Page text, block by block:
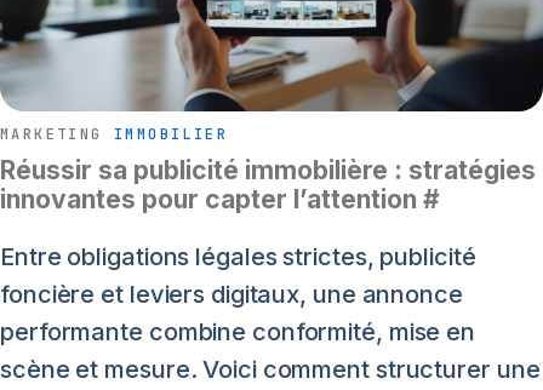
MARKETING IMMOBILIER
Réussir sa publicité immobilière : stratégies
innovantes pour capter l’attention #
Entre obligations légales strictes, publicité
foncière et leviers digitaux, une annonce
performante combine conformité, mise en
scène et mesure. Voici comment structurer une